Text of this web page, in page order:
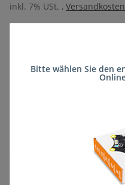
inkl. 7% USt. ,
Lieferzeit:ca. 5 Wochen(DE - kein
Bitte wählen Sie den